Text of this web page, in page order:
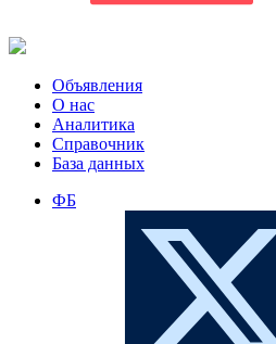
Объявления
О нас
Аналитика
Справочник
База данных
ФБ